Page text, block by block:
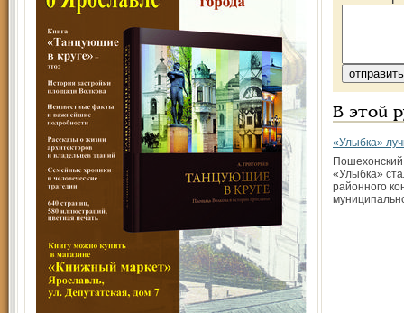
В этой
«Улыбка»
«Улыбка»
районного